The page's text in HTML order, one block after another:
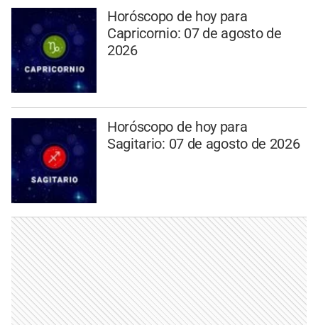
Horóscopo de hoy para
Capricornio: 07 de agosto de
2026
Horóscopo de hoy para
Sagitario: 07 de agosto de 2026